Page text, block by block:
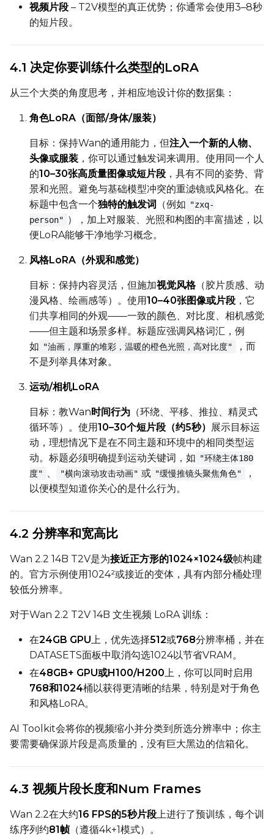
FlowMatch
Height
Num Frames
Seed
Advanced Sampling
Toggle Skip First Sample
Skip First Sample
ToggleForce First
Force First Sample
ToggleDisable Sampling
Disable Sampling
Width
Seed
LoRA Scale
视频片段 – T2V模型的真正优势；你通常会使用3–8秒
的短片段。
4.1 决定你要训练什么类型的LoRA
从三个大类的角度思考，并相应地设计你的数据集：
角色LoRA（面部/身体/服装）
目标：保持Wan的通用能力，但注入一个新的人物、
头像或服装 ，你可以通过触发词来调用。使用同一个人
的10–30张高质量图像或短片段 ，具有不同的姿势、背
景和光照。避免与基础模型冲突的重滤镜或风格化。在
标题中包含一个独特的触发词 （例如 "zxq-
person" ），加上对服装、光照和构图的丰富描述，以
便LoRA能够干净地学习概念。
风格LoRA（外观和感觉）
目标：保持内容灵活，但施加视觉风格（胶片质感、动
漫风格、绘画感等）。使用10–40张图像或片段 ，它
们共享相同的外观——一致的颜色、对比度、相机感觉
——但主题和场景多样。标题应强调风格词汇，例
如 "油画，厚重的堆彩，温暖的橙色光照，高对比度"
，而
不是列举具体对象。
运动/相机LoRA
目标：教Wan时间行为 （环绕、平移、推拉、精灵式
循环等）。使用10–30个短片段（约5秒） 展示目标运
动，理想情况下是在不同主题和环境中的相同类型运
动。标题必须明确提到运动关键词，如 "环绕主体180
度" 、 "横向滚动攻击动画" 或 "缓慢推镜头聚焦角色"
，
以便模型知道你关心的是什么行为。
4.2 分辨率和宽高比
Wan 2.2 14B T2V是为接近正方形的1024×1024级帧构建
的。官方示例使用1024²或接近的变体，具有内部分桶处理
较低分辨率。
对于Wan 2.2 T2V 14B 文生视频 LoRA 训练：
在24GB GPU上，优先选择512或768分辨率桶，并在
DATASETS面板中取消勾选1024以节省VRAM。
在48GB+ GPU或H100/H200上，你可以同时启用
768和1024桶以获得更清晰的结果，特别是对于角色
和风格LoRA。
AI Toolkit会将你的视频缩小并分类到所选分辨率中；你主
要需要确保源片段是高质量的，没有巨大黑边的信箱化。
4.3 视频片段长度和Num Frames
Wan 2.2在大约16 FPS的5秒片段上进行了预训练，每个训
练序列约81帧（遵循4k+1模式）。